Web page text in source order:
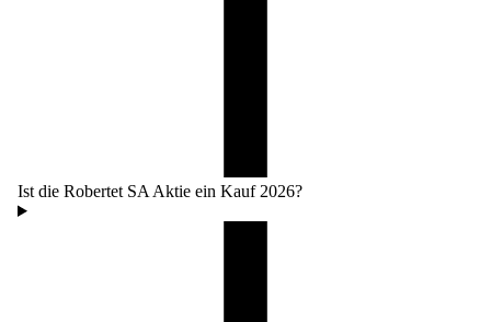
Ist die Robertet SA Aktie ein Kauf 2026?